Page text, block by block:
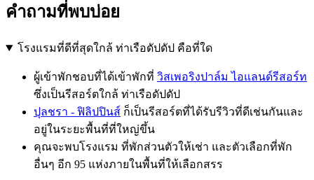
คำถามที่พบบ่อย
โรงแรมที่ดีที่สุดใกล้ ท่าเรือดัปดัป คือที่ใด
ผู้เข้าพักชอบที่ได้เข้าพักที่ วิสเพอริงปาล์ม ไอแลนด์รีสอร์ท
ซึ่งเป็นรีสอร์ตใกล้ ท่าเรือดัปดัป
ปุลชรา - ฟิลิปปินส์ ก็เป็นรีสอร์ตที่ได้รับรีวิวที่ดีเช่นกันและ
อยู่ในระยะพื้นที่ที่ใหญ่ขึ้น
คุณจะพบโรงแรม ที่พักส่วนตัวให้เช่า และตัวเลือกที่พัก
อื่นๆ อีก 95 แห่งภายในพื้นที่ให้เลือกสรร